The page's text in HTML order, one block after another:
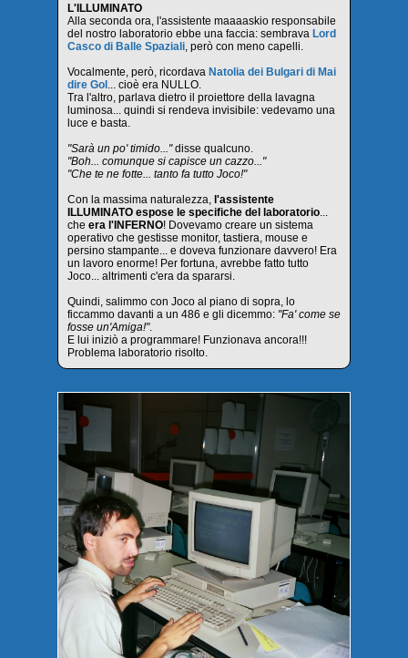
L'ILLUMINATO
Alla seconda ora, l'assistente maaaaskio responsabile
del nostro laboratorio ebbe una faccia: sembrava Lord
Casco di Balle Spaziali , però con meno capelli.
Vocalmente, però, ricordava Natolia dei Bulgari di Mai
dire Gol ... cioè era NULLO.
Tra l'altro, parlava dietro il proiettore della lavagna
luminosa... quindi si rendeva invisibile: vedevamo una
luce e basta.
"Sarà un po' timido..."disse qualcuno.
"Boh... comunque si capisce un cazzo..."
"Che te ne fotte... tanto fa tutto Joco!"
Con la massima naturalezza, l'assistente
ILLUMINATO espose le specifiche del laboratorio
che era l'INFERNO! Dovevamo creare un sistema
operativo che gestisse monitor, tastiera, mouse e
persino stampante... e doveva funzionare davvero! Era
un lavoro enorme! Per fortuna, avrebbe fatto tutto
Joco... altrimenti c'era da spararsi.
Quindi, salimmo con Joco al piano di sopra, lo
ficcammo davanti a un 486 e gli dicemmo: "Fa' come se
fosse un'Amiga!".
E lui iniziò a programmare! Funzionava ancora!!!
Problema laboratorio risolto.